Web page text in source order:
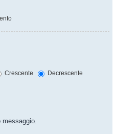
Crescente
Decrescente
messaggio.